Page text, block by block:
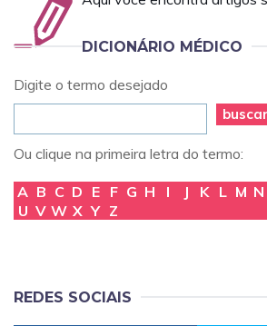
DICIONÁRIO MÉDICO
Digite o termo desejado
buscar
Ou clique na primeira letra do termo:
A B C D E F G H I J K L M N
U V W X Y Z
REDES SOCIAIS